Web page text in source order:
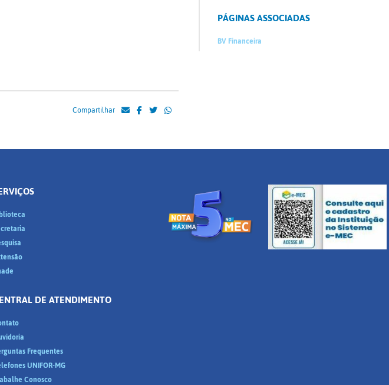
Compartilhar
PÁGINAS ASSOCIADAS
BV Financeira
DE ATENDIMENTO
Frequentes
UNIFOR-MG
Conosco